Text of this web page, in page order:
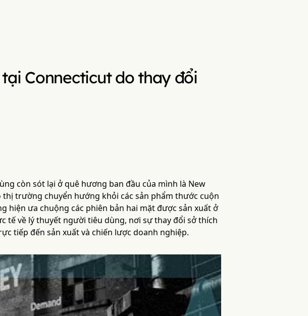
Connecticut do thay đổi
còn sót lại ở quê hương ban đầu của mình là New
trường chuyển hướng khỏi các sản phẩm thước cuộn
hiện ưa chuộng các phiên bản hai mặt được sản xuất ở
tế về lý thuyết người tiêu dùng, nơi sự thay đổi sở thích
tiếp đến sản xuất và chiến lược doanh nghiệp.